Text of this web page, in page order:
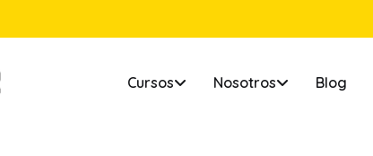
Cursos Nosotros Blog